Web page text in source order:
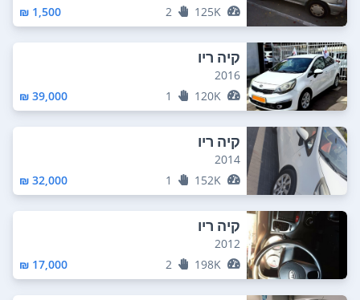
125K
2
1,500 ₪
קיה ריו
2016
120K
1
39,000 ₪
קיה ריו
2014
152K
1
32,000 ₪
קיה ריו
2012
198K
2
17,000 ₪